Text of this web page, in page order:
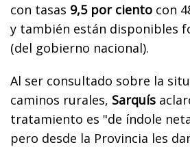
con tasas 9,5 por ciento con
y también están disponibles
(del gobierno nacional).
Al ser consultado sobre la
caminos rurales, Sarquís
tratamiento es "de índole
pero desde la Provincia les